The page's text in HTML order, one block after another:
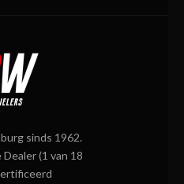
sinds 1962.
(1 van 18